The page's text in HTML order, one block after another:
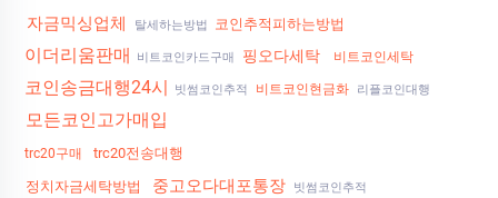
자금믹싱업체 탈세하는방법 코인추적피하는방법
이더리움판매 비트코인카드구매 핑오다세탁 비트코인세탁
코인송금대행24시 빗썸코인추적 비트코인현금화 리플코인대행
모든코인고가매입
trc20구매
trc20전송대행
정치자금세탁방법
중고오다대포통장 빗썸코인추적